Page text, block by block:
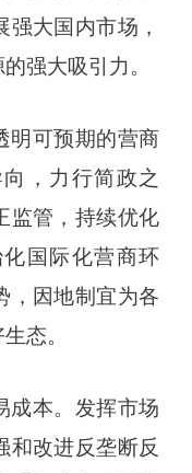
大国内市场，
强大吸引力。
可预期的营商
，力行简政之
监管，持续优化
国际化营商环
，因地制宜为各
态。
本。发挥市场
和改进反垄断反